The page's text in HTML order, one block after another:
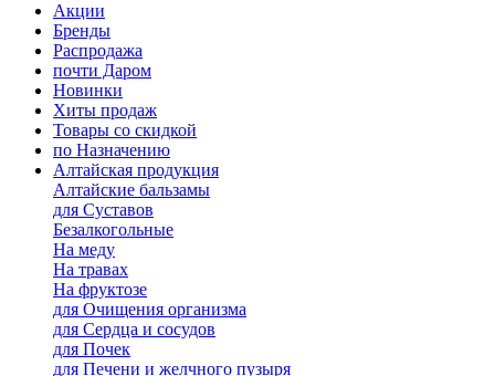
Акции
Бренды
Распродажа
почти Даром
Новинки
Хиты продаж
Товары со скидкой
по Назначению
Алтайская продукция
Алтайские бальзамы
для Суставов
Безалкогольные
На меду
На травах
На фруктозе
для Очищения организма
для Сердца и сосудов
для Почек
для Печени и желчного пузыря